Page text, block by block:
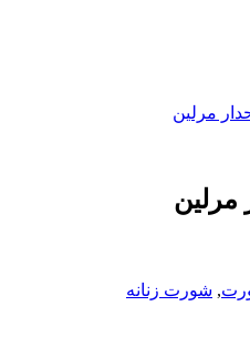
, شورت زنانه